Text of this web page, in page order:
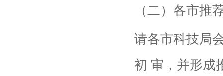
（二）各市推
请各市科技局
初 审，并形成